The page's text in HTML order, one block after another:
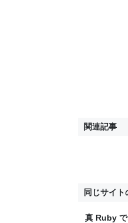
関連記事
同じサイト
真 Ruby で